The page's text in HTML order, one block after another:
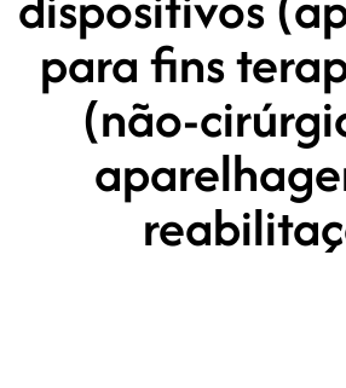
para fins
(não-